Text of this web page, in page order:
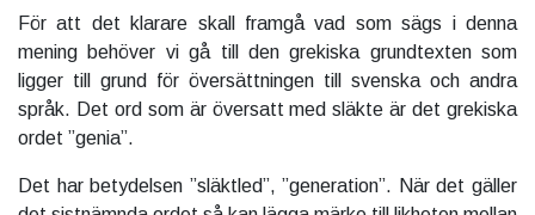
För att det klarare skall framgå vad som sägs i denna
mening behöver vi gå till den grekiska grundtexten som
ligger till grund för översättningen till svenska och andra
språk. Det ord som är översatt med släkte är det grekiska
ordet ”genia”.
Det har betydelsen ”släktled”, ”generation”. När det gäller